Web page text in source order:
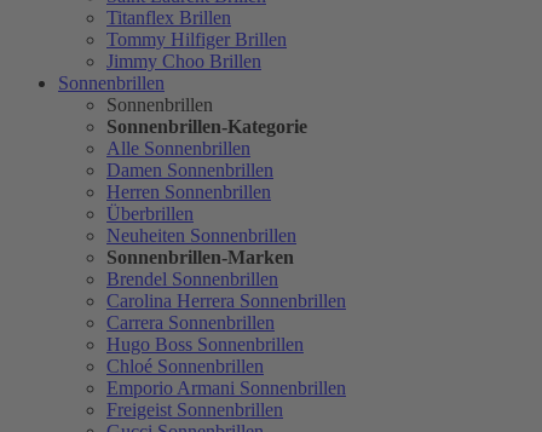
Titanflex Brillen
Tommy Hilfiger Brillen
Jimmy Choo Brillen
Sonnenbrillen
Sonnenbrillen
Sonnenbrillen-Kategorie
Alle Sonnenbrillen
Damen Sonnenbrillen
Herren Sonnenbrillen
Überbrillen
Neuheiten Sonnenbrillen
Sonnenbrillen-Marken
Brendel Sonnenbrillen
Carolina Herrera Sonnenbrillen
Carrera Sonnenbrillen
Hugo Boss Sonnenbrillen
Chloé Sonnenbrillen
Emporio Armani Sonnenbrillen
Freigeist Sonnenbrillen